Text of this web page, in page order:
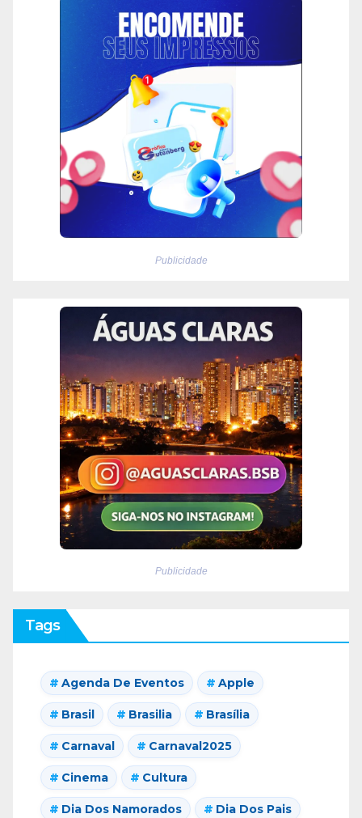
Publicidade
Publicidade
Tags
Agenda De Eventos Apple
Brasil Brasilia Brasília
Carnaval Carnaval2025
Cinema Cultura
Dia Dos Namorados Dia Dos Pais